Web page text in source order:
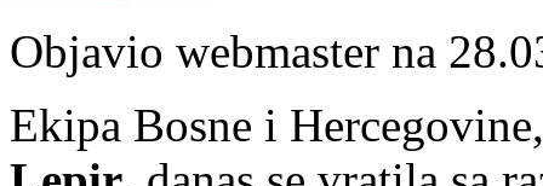
Objavio webmaster na
Ekipa Bosne i